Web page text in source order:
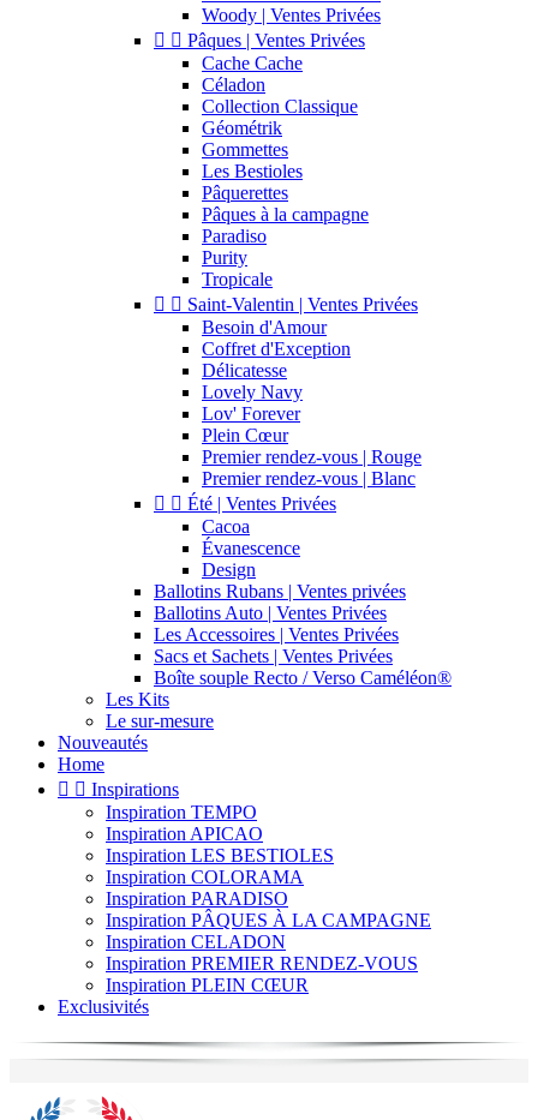
Woody | Ventes Privées
  Pâques | Ventes Privées
Cache Cache
Céladon
Collection Classique
Géométrik
Gommettes
Les Bestioles
Pâquerettes
Pâques à la campagne
Paradiso
Purity
Tropicale
  Saint-Valentin | Ventes Privées
Besoin d'Amour
Coffret d'Exception
Délicatesse
Lovely Navy
Lov' Forever
Plein Cœur
Premier rendez-vous | Rouge
Premier rendez-vous | Blanc
  Été | Ventes Privées
Cacoa
Évanescence
Design
Ballotins Rubans | Ventes privées
Ballotins Auto | Ventes Privées
Les Accessoires | Ventes Privées
Sacs et Sachets | Ventes Privées
Boîte souple Recto / Verso Caméléon®
Les Kits
Le sur-mesure
Nouveautés
Home
  Inspirations
Inspiration TEMPO
Inspiration APICAO
Inspiration LES BESTIOLES
Inspiration COLORAMA
Inspiration PARADISO
Inspiration PÂQUES À LA CAMPAGNE
Inspiration CELADON
Inspiration PREMIER RENDEZ-VOUS
Inspiration PLEIN CŒUR
Exclusivités